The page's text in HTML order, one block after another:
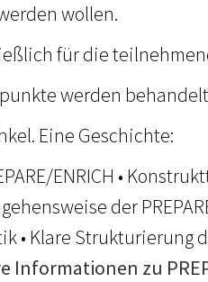
wollen.
für die
werden
Eine Geschichte:
ENRICH •
der
• Klare Strukturierung
Informationen zu